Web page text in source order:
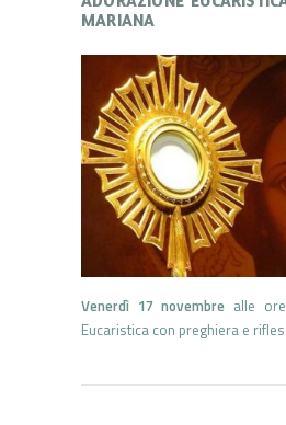
MARIANA
Venerdì 17 novembre alle
Eucaristica con preghiera e